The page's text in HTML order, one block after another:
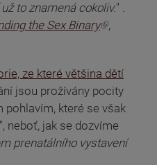
to znamená cokoliv." .
the Sex Binary
,
ze které většina dětí
jsou prožívány pocity
pohlavím, které se však
neboť, jak se dozvíme
prenatálního vystavení